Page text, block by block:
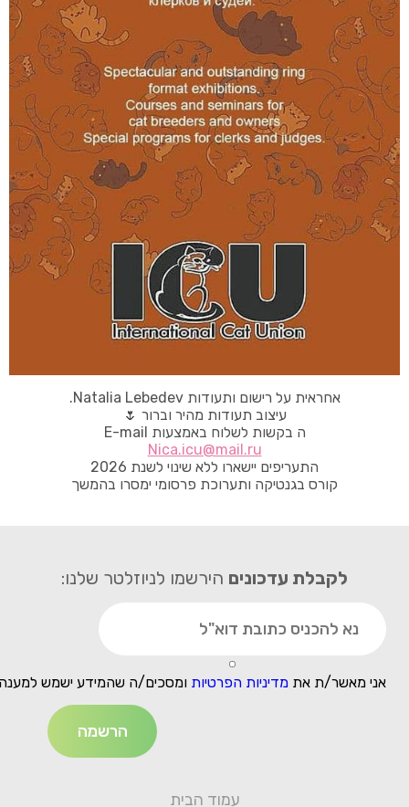
אחראית על רישום ותעודות Natalia Lebedev.
עיצוב תעודות מהיר וברור 🌷
ה בקשות לשלוח באמצעות E-mail
Nica.icu@mail.ru
התעריפים יישארו ללא שינוי לשנת 2026
קורס בגנטיקה ותערוכת פרסומי ימסרו בהמשך
לקבלת עדכונים הירשמו לניוזלטר שלנו:
אני מאשר/ת את מדיניות הפרטיות ומסכים/ה שהמידע ישמש
עמוד הבית